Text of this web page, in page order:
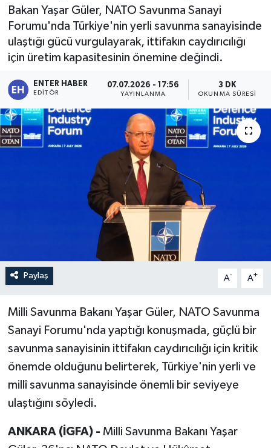
Bakan Yaşar Güler, NATO Savunma Sanayi
Forumu'nda Türkiye'nin yerli savunma sanayisinde
ulaştığı gücü vurgulayarak, ittifakın caydırıcılığı
için üretim kapasitesinin önemine değindi.
ENTER HABER
EDITÖR
07.07.2026 - 17:56
YAYINLANMA
3 DK
OKUNMA SÜRESI
Paylaş A- A+
Milli Savunma Bakanı Yaşar Güler, NATO Savunma
Sanayi Forumu'nda yaptığı konuşmada, güçlü bir
savunma sanayisinin ittifakın caydırıcılığı için kritik
önemde olduğunu belirterek, Türkiye'nin yerli ve
millî savunma sanayisinde önemli bir seviyeye
ulaştığını söyledi.
ANKARA (İGFA) - Milli Savunma Bakanı Yaşar